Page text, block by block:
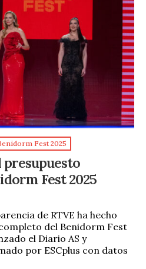
Fest 2025
presupuesto
Fest 2025
de RTVE ha hecho
del Benidorm Fest
el Diario AS y
por ESCplus con datos